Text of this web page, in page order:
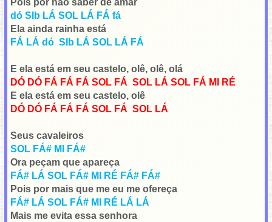
Pois por não saber de amar
dó SIb LÁ SOL LÁ FÁ fá
Ela ainda rainha está
FÁ LÁ dó SIb LÁ SOL LÁ FÁ
E ela está em seu castelo, olê, olê, olá
DÓ DÓ FÁ FÁ FÁ SOL FÁ SOL LÁ SOL FÁ MI RÉ
E ela está em seu castelo, olê
DÓ DÓ FÁ FÁ FÁ SOL FÁ SOL LÁ
Seus cavaleiros
SOL FÁ# MI FÁ#
Ora peçam que apareça
FÁ# LÁ SOL FÁ# MI RÉ FÁ# FÁ#
Pois por mais que me eu me ofereça
FÁ# LÁ SOL FÁ# MI RÉ LÁ LÁ
Mais me evita essa senhora